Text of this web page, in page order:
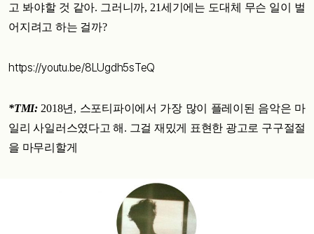
고 봐야할 것 같아. 그러니까, 21세기에는 도대체 무슨 일이 벌
어지려고 하는 걸까?
https://youtu.be/8LUgdh5sTeQ
*TMI: 2018년, 스포티파이에서 가장 많이 플레이된 음악은 마
일리 사일러스였다고 해. 그걸 재밌게 표현한 광고로 구구절절
을 마무리할게